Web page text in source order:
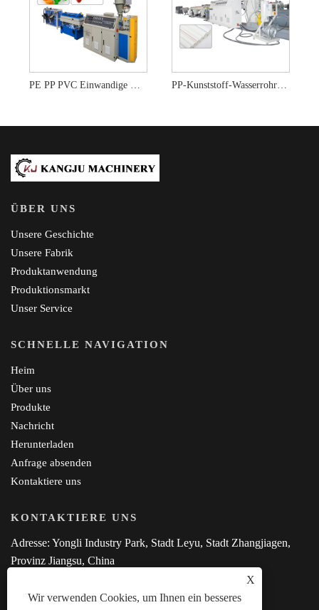
X
Wir verwenden Cookies, um Ihnen ein besseres
ÜBER UNS
Unsere Geschichte
Unsere Fabrik
Produktanwendung
Produktionsmarkt
Unser Service
SCHNELLE NAVIGATION
Heim
Über uns
Produkte
Nachricht
Herunterladen
Anfrage absenden
Kontaktiere uns
KONTAKTIERE UNS
Adresse: Yongli Industry Park, Stadt Leyu, Stadt Zhangjiagen,
Provinz Jiangsu, China
Email:info@kangjumachine.com